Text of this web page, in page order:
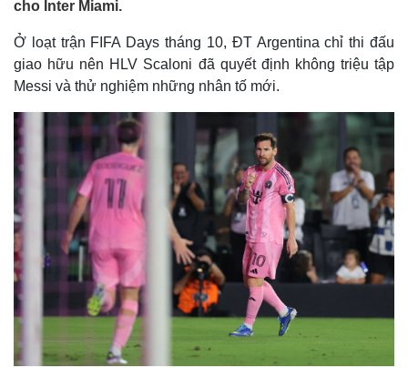
cho Inter Miami.
Ở loạt trận FIFA Days tháng 10, ĐT Argentina chỉ thi đấu
giao hữu nên HLV Scaloni đã quyết định không triệu tập
Messi và thử nghiệm những nhân tố mới.